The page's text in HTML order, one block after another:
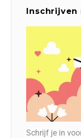
Inschrijven
Schrijf je in